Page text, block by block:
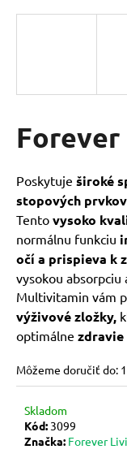
Poskytuje široké
stopových
Tento vysoko
normálnu funkciu
očí a prispieva k
vysokou
Multivitamin vám
výživové zložky,
optimálne zdravie
Môžeme doručiť do:
Skladom
Kód: 3099
Značka: Forever
á
O
d
p
o
r
ú
č
a
m
FOREVER